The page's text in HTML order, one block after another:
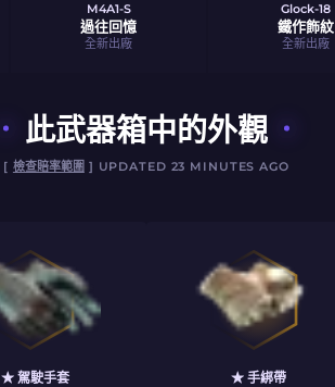
M4A1-S
過往回憶
全新出廠
Glock-18
鐵作飾紋
全新出廠
此武器箱中的外觀
[ 檢查賠率範圍 ] UPDATED 23 MINUTES AGO
★ 駕駛手套 ★ 手綁帶